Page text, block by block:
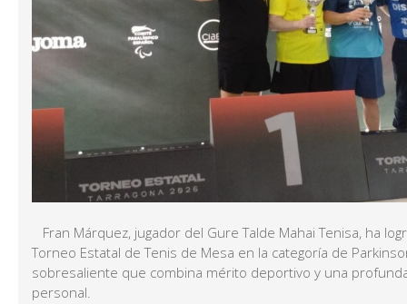
Fran Márquez, jugador del Gure Talde Mahai Tenisa, ha
Torneo Estatal de Tenis de Mesa en la categoría de
sobresaliente que combina mérito deportivo y una
personal.